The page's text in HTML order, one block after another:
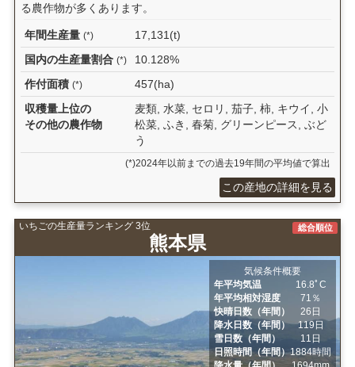
る農作物が多くあります。
年間生産量 (*)
17,131(t)
国内の生産量割合 (*)
10.128%
作付面積 (*)
457(ha)
収穫量上位の
その他の農作物
麦類, 水菜, セロリ, 茄子, 柿, キウイ, 小
松菜, ふき, 春菊, グリーンピース, ぶど
う
(*)2024年以前までの過去19年間の平均値で算出
この産地の詳細を見る
いちごの生産量ランキング 3位
熊本県
総合順位
気候条件概要
年平均気温
16.8ﾟC
年平均相対湿度
71％
快晴日数（年間）
26日
降水日数（年間）
119日
雪日数（年間）
11日
日照時間（年間）1884時間